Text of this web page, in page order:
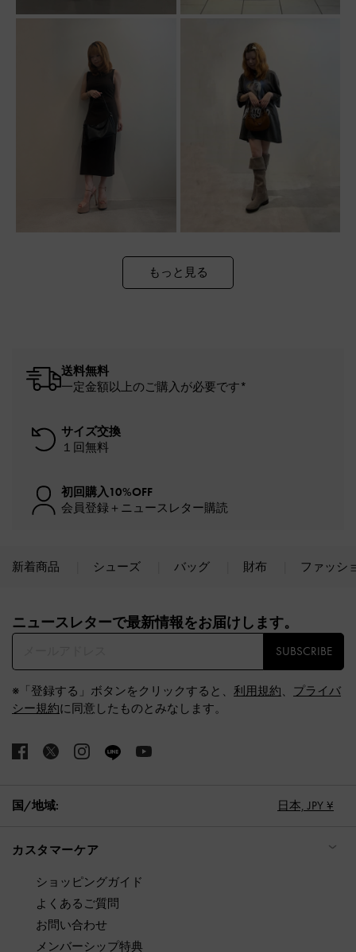
もっと見る
送料無料
一定金額以上のご購入が必要です*
サイズ交換
１回無料
初回購入10%OFF
会員登録＋ニュースレター購読
新着商品 シューズ バッグ 財布 ファッシ
ニュースレターで最新情報をお届けします。​
SUBSCRIBE
※「登録する」ボタンをクリックすると、 利用規約、 プライバ
シー規約に同意したものとみなします。
国/地域: 日本, JPY ¥
カスタマーケア
ショッピングガイド
よくあるご質問
お問い合わせ
メンバーシップ特典